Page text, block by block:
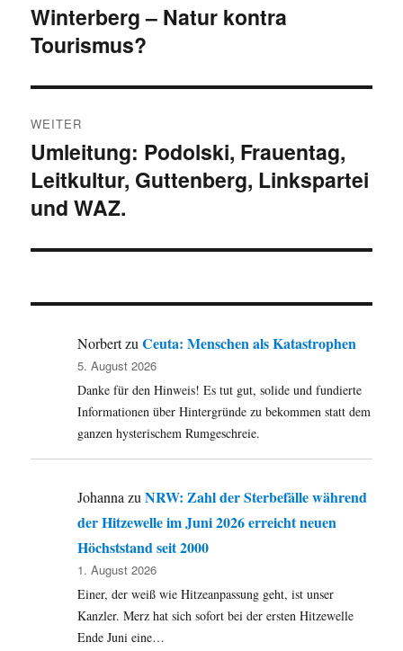
Vorheriger
Beitrag:
Winterberg – Natur kontra
Tourismus?
WEITER
Nächster
Beitrag:
Umleitung: Podolski, Frauentag,
Leitkultur, Guttenberg, Linkspartei
und WAZ.
NorbertzuCeuta: Menschen als Katastrophen
5. August 2026
Danke für den Hinweis! Es tut gut, solide und fundierte
Informationen über Hintergründe zu bekommen statt dem
ganzen hysterischem Rumgeschreie.
JohannazuNRW: Zahl der Sterbefälle während
der Hitzewelle im Juni 2026 erreicht neuen
Höchststand seit 2000
1. August 2026
Einer, der weiß wie Hitzeanpassung geht, ist unser
Kanzler. Merz hat sich sofort bei der ersten Hitzewelle
Ende Juni eine…